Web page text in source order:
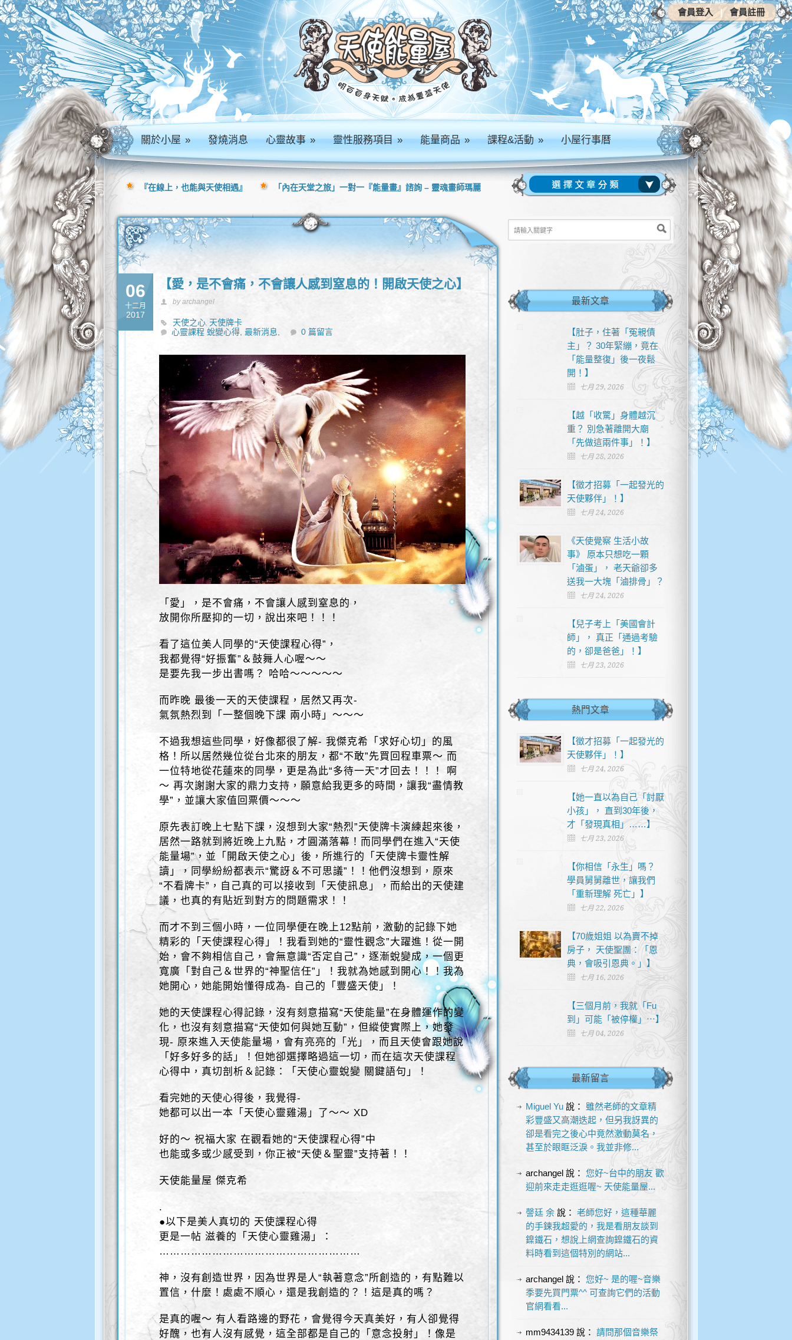
關於小屋» 發燒消息 心靈故事» 靈性服務項目» 能量商品» 課程&活動» 小屋行事曆
06
十二月
2017
【愛，是不會痛，不會讓人感到窒息的！開啟天使之心】
by archangel
天使之心, 天使牌卡
心靈課程 蛻變心得, 最新消息, 0 篇留言
「愛」，是不會痛，不會讓人感到窒息的，
放開你所壓抑的一切，說出來吧！！！
看了這位美人同學的“天使課程心得”，
我都覺得“好振奮”＆鼓舞人心喔～～
是要先我一步出書嗎？ 哈哈～～～～～
而昨晚 最後一天的天使課程，居然又再次-
氣氛熱烈到「一整個晚下課 兩小時」～～～
不過我想這些同學，好像都很了解- 我傑克希「求好心切」的風
格！所以居然幾位從台北來的朋友，都“不敢”先買回程車票～ 而
一位特地從花蓮來的同學，更是為此“多待一天”才回去！！！ 啊
～ 再次謝謝大家的鼎力支持，願意給我更多的時間，讓我“盡情教
學”，並讓大家值回票價～～～
原先表訂晚上七點下課，沒想到大家“熱烈”天使牌卡演練起來後，
居然一路就到將近晚上九點，才圓滿落幕！而同學們在進入“天使
能量場”，並「開啟天使之心」後，所進行的「天使牌卡靈性解
讀」，同學紛紛都表示“驚訝＆不可思議”！！他們沒想到，原來
“不看牌卡”，自己真的可以接收到「天使訊息」，而給出的天使建
議，也真的有貼近到對方的問題需求！！
而才不到三個小時，一位同學便在晚上12點前，激動的記錄下她
精彩的「天使課程心得」！我看到她的“靈性觀念”大躍進！從一開
始，會不夠相信自己，會無意識“否定自己”，逐漸蛻變成，一個更
寬廣「對自己＆世界的“神聖信任”」！我就為她感到開心！！我為
她開心，她能開始懂得成為- 自己的「豐盛天使」！
她的天使課程心得記錄，沒有刻意描寫“天使能量”在身體運作的變
化，也沒有刻意描寫“天使如何與她互動”，但縱使實際上，她發
現- 原來進入天使能量場，會有亮亮的「光」，而且天使會跟她說
「好多好多的話」！但她卻選擇略過這一切，而在這次天使課程
心得中，真切剖析＆記錄：「天使心靈蛻變 關鍵語句」！
看完她的天使心得後，我覺得-
她都可以出一本「天使心靈雞湯」了～～ XD
好的～ 祝福大家 在觀看她的“天使課程心得”中
也能或多或少感受到，你正被“天使＆聖靈”支持著！！
天使能量屋 傑克希
.
●以下是美人真切的 天使課程心得
更是一帖 滋養的「天使心靈雞湯」：
…………………………………………………
神，沒有創造世界，因為世界是人“執著意念”所創造的，有點難以
置信，什麼！處處不順心，還是我創造的？！這是真的嗎？
是真的喔～ 有人看路邊的野花，會覺得今天真美好，有人卻覺得
好醜，也有人沒有感覺，這全部都是自己的「意念投射」！像是
最新文章
【肚子，住著「冤親債
主」？ 30年緊繃，竟在
「能量整復」後一夜鬆
開！】
七月 29, 2026
【越「收驚」身體越沉
重？ 別急著離開大廟
「先做這兩件事」！】
七月 28, 2026
【徵才招募「一起發光的
天使夥伴」！】
七月 24, 2026
《天使覺察 生活小故
事》 原本只想吃一顆
「滷蛋」， 老天爺卻多
送我一大塊「滷排骨」？
七月 24, 2026
【兒子考上「美國會計
師」， 真正「通過考驗
的，卻是爸爸」！】
七月 23, 2026
熱門文章
【徵才招募「一起發光的
天使夥伴」！】
七月 24, 2026
【她一直以為自己「討厭
小孩」， 直到30年後，
才「發現真相」……】
七月 23, 2026
【你相信「永生」嗎？
學員舅舅離世，讓我們
「重新理解 死亡」】
七月 22, 2026
【70歲姐姐 以為賣不掉
房子， 天使聖團：「恩
典，會吸引恩典。」】
七月 16, 2026
【三個月前，我就「Fu
到」可能「被停權」⋯】
七月 04, 2026
最新留言
Miguel Yu說： 雖然老師的文章精
彩豐盛又高潮迭起，但另我訝異的
卻是看完之後心中竟然激動莫名，
甚至於眼眶泛淚。我並非修...
archangel說： 您好~台中的朋友 歡
迎前來走走逛逛喔~ 天使能量屋...
謦廷 余說： 老師您好，這種華麗
的手鍊我超愛的，我是看朋友談到
鎳鐵石，想說上網查詢鎳鐵石的資
料時看到這個特別的網站...
archangel說： 您好~ 是的喔~音樂
季要先買門票^^ 可查詢它們的活動
官網看看...
mm9434139說： 請問那個音樂祭
『在線上，也能與天使相遇』 「內在天堂之旅」一對一『能量畫』諮詢 – 靈魂畫師瑪麗
會員登入 | 會員註冊